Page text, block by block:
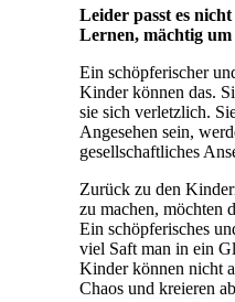
Leider passt es
Lernen, mächtig
Ein schöpferischer
Kinder können das.
sie sich verletzlich.
Angesehen sein,
gesellschaftliches
Zurück zu den
zu machen, möchten
Ein schöpferisches
viel Saft man in ein
Kinder können nicht
Chaos und kreieren